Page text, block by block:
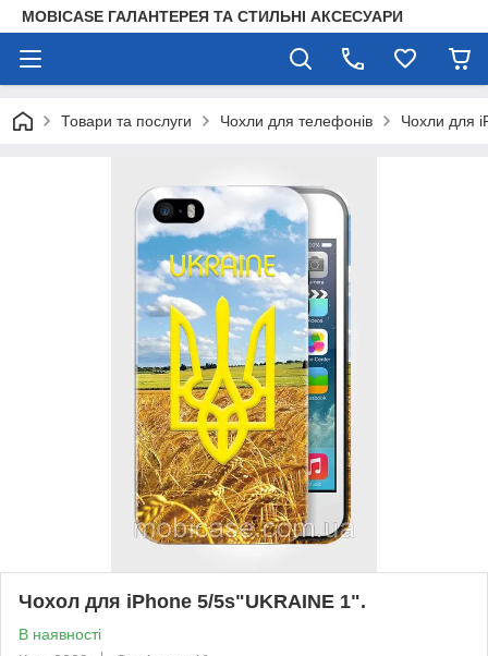
MOBICASE ГАЛАНТЕРЕЯ ТА СТИЛЬНІ АКСЕСУАРИ
Товари та послуги Чохли для телефонів Чохли для
Чохол для iPhone 5/5s"UKRAINE 1".
В наявності